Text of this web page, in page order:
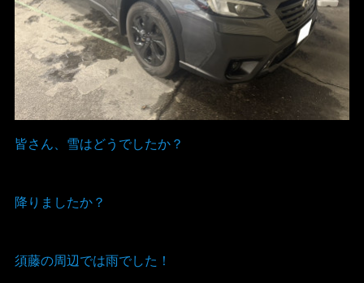
皆さん、雪はどうでしたか？
降りましたか？
須藤の周辺では雨でした！